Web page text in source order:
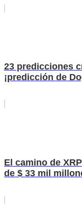
23 predicciones
¡predicción de
El camino de
de $ 33 mil